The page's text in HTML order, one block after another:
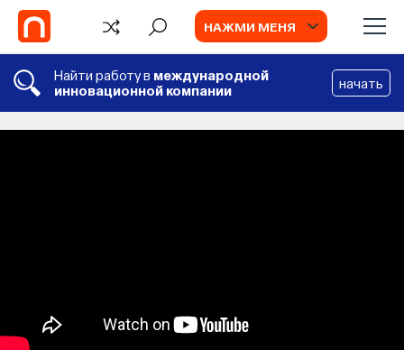
НАЖМИ МЕНЯ
Найти работу в международной
инновационной компании
начать
СОБЫТИЯ
ВЯЧЕСЛАВ ДУБЫНИН СОХРАНИТЬ В ЗАКЛАДКИ